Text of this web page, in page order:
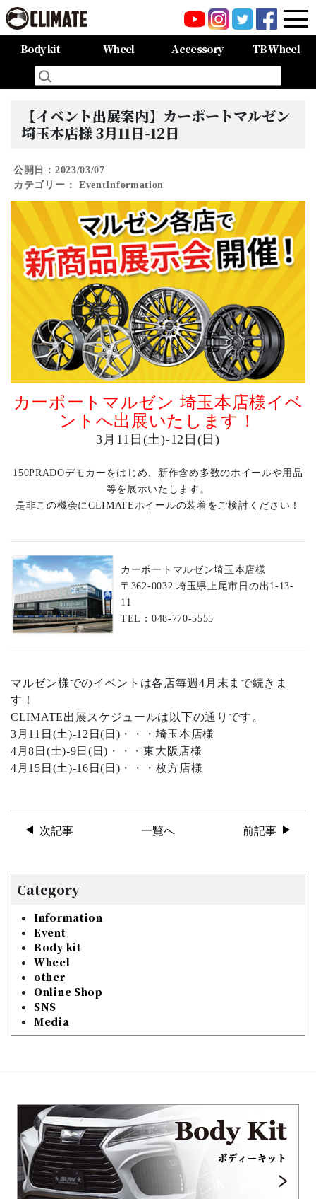
Body kit
All Items
80HARRIER-Balena-
MAZDA CX-8 -Balena-
MAZDA CX-5 -Balena-
LAND CRUISER 150PRADO
LAND CRUISER 200
60HARRIER(Late Term)
60HARRIER(First Term)
50PRIUS
LEXUS NX300 F-SPORT
LEXUS LX570
Wheel
All Items
CARGO PRO/カーゴプロ
GAISEN/凱旋
HOUOH/鳳凰
DEVGRU
ALIA LM-r
ALIA M-5
ALIA S-5
SWATT
BurjAL【Forged】
TEJAS【Forged】
Accessory TB Wheel
【イベント出展案内】カーポートマルゼン
埼玉本店様 3月11日-12日
公開日：2023/03/07
カテゴリー：
EventInformation
カーポートマルゼン 埼玉本店様イベ
ントへ出展いたします！
3月11日(土)-12日(日)
150PRADOデモカーをはじめ、新作含め多数のホイールや用品
等を展示いたします。
是非この機会にCLIMATEホイールの装着をご検討ください！
カーポートマルゼン埼玉本店様
〒362-0032 埼玉県上尾市日の出1-13-
11
TEL：048-770-5555
マルゼン様でのイベントは各店毎週4月末まで続きま
す！
CLIMATE出展スケジュールは以下の通りです。
3月11日(土)-12日(日)・・・埼玉本店様
4月8日(土)-9日(日)・・・東大阪店様
4月15日(土)-16日(日)・・・枚方店様
次記事 一覧へ 前記事
Category
Information
Event
Body kit
Wheel
other
Online Shop
SNS
Media